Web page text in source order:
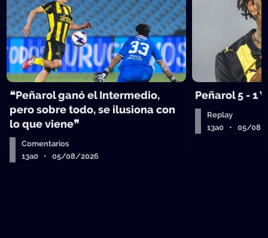
❝Peñarol ganó el Intermedio,
pero sobre todo, se ilusiona con
lo que viene❞
Comentarios
13a0 • 05/08/2026
Peñarol 5 - 1
Replay
13a0 • 05/08/